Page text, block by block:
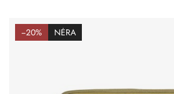
−20% NĖRA